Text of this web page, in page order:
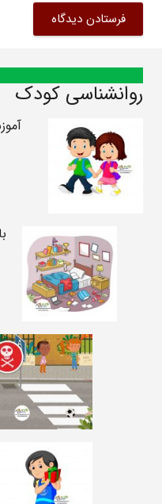
فرستادن دیدگاه
روانشناسی کودک